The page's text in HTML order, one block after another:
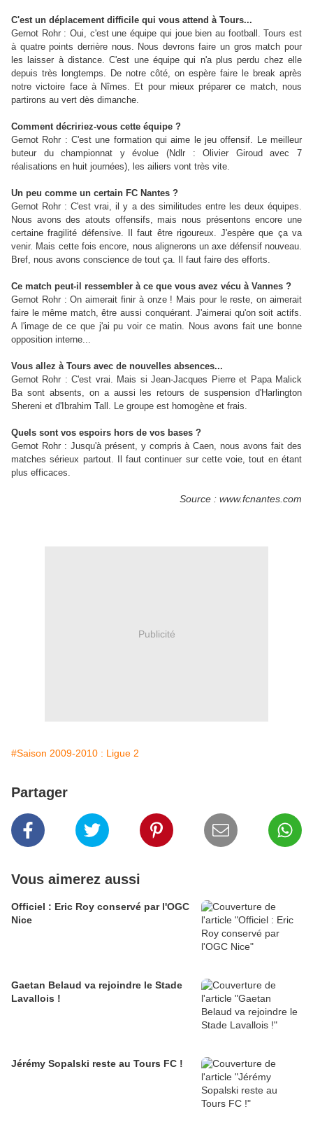
C'est un déplacement difficile qui vous attend à Tours...
Gernot Rohr : Oui, c'est une équipe qui joue bien au football. Tours est
à quatre points derrière nous. Nous devrons faire un gros match pour
les laisser à distance. C'est une équipe qui n'a plus perdu chez elle
depuis très longtemps. De notre côté, on espère faire le break après
notre victoire face à Nîmes. Et pour mieux préparer ce match, nous
partirons au vert dès dimanche.
Comment décririez-vous cette équipe ?
Gernot Rohr : C'est une formation qui aime le jeu offensif. Le meilleur
buteur du championnat y évolue (Ndlr : Olivier Giroud avec 7
réalisations en huit journées), les ailiers vont très vite.
Un peu comme un certain FC Nantes ?
Gernot Rohr : C'est vrai, il y a des similitudes entre les deux équipes.
Nous avons des atouts offensifs, mais nous présentons encore une
certaine fragilité défensive. Il faut être rigoureux. J'espère que ça va
venir. Mais cette fois encore, nous alignerons un axe défensif nouveau.
Bref, nous avons conscience de tout ça. Il faut faire des efforts.
Ce match peut-il ressembler à ce que vous avez vécu à Vannes ?
Gernot Rohr : On aimerait finir à onze ! Mais pour le reste, on aimerait
faire le même match, être aussi conquérant. J'aimerai qu'on soit actifs.
A l'image de ce que j'ai pu voir ce matin. Nous avons fait une bonne
opposition interne...
Vous allez à Tours avec de nouvelles absences...
Gernot Rohr : C'est vrai. Mais si Jean-Jacques Pierre et Papa Malick
Ba sont absents, on a aussi les retours de suspension d'Harlington
Shereni et d'Ibrahim Tall. Le groupe est homogène et frais.
Quels sont vos espoirs hors de vos bases ?
Gernot Rohr : Jusqu'à présent, y compris à Caen, nous avons fait des
matches sérieux partout. Il faut continuer sur cette voie, tout en étant
plus efficaces.
Source : www.fcnantes.com
Publicité
#Saison 2009-2010 : Ligue 2
Partager
Vous aimerez aussi
Officiel : Eric Roy conservé par l'OGC
Nice
Gaetan Belaud va rejoindre le Stade
Lavallois !
Jérémy Sopalski reste au Tours FC !